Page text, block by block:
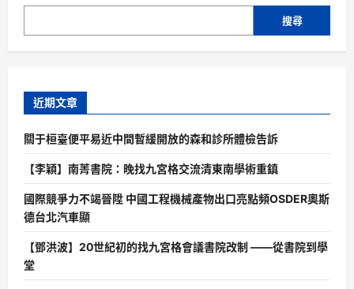
搜尋
近期文章
關于桓臺便平易近中間暫緩開放的森和診所體檢告訴
【李穎】南菁書院：晚找九宮格交流清東南學術重鎮
國際競爭力不竭晉陞 中國工程機械產物出口亮點頻OSDER奧斯
德台北汽車顯
【鄧洪波】20世紀初的找九宮格會議書院改制 ——從書院到學
堂